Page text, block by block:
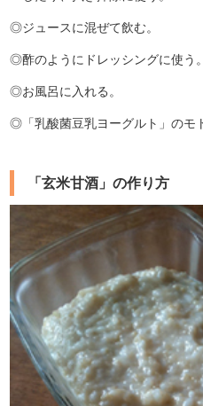
◎ジュースに混ぜて飲む。
◎酢のようにドレッシングに使う
◎お風呂に入れる。
◎「乳酸菌豆乳ヨーグルト」のモ
「玄米甘酒」の作り方